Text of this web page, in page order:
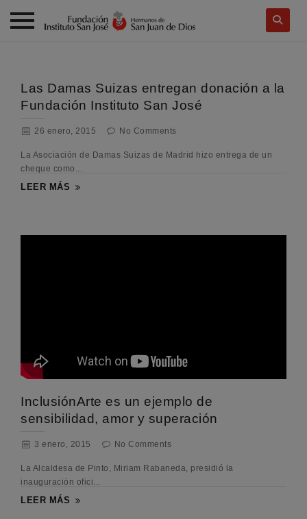
Las Damas Suizas entregan donación a la
Fundación Instituto San José
26 enero, 2015 No Comments
La Asociación de Damas Suizas de Madrid hizo entrega de un
cheque como...
LEER MÁS
InclusiónArte es un ejemplo de
sensibilidad, amor y superación
3 enero, 2015 No Comments
La Alcaldesa de Pinto, Miriam Rabaneda, presidió la
inauguración ofici...
LEER MÁS